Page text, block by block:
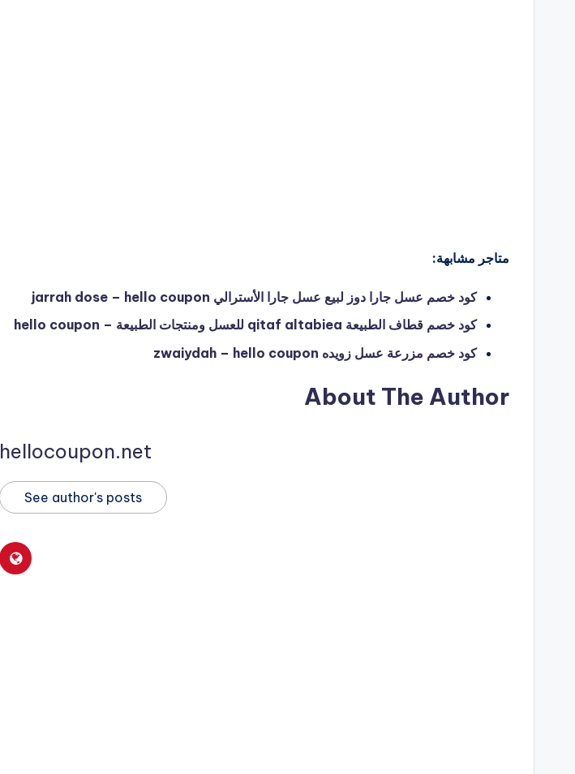
متاجر مشابهة:
كود خصم عسل جارا دوز لبيع عسل جارا الأسترالي jarrah dose – hello coupon
كود خصم قطاف الطبيعة qitaf altabiea للعسل ومنتجات الطبيعة – hello coupon
كود خصم مزرعة عسل زويده zwaiydah – hello coupon
About The Author
hellocoupon.net
See author's posts